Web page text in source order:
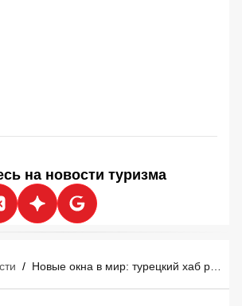
на новости туризма
/ Новые окна в мир: турецкий хаб расширил возможности перелетов для россиян